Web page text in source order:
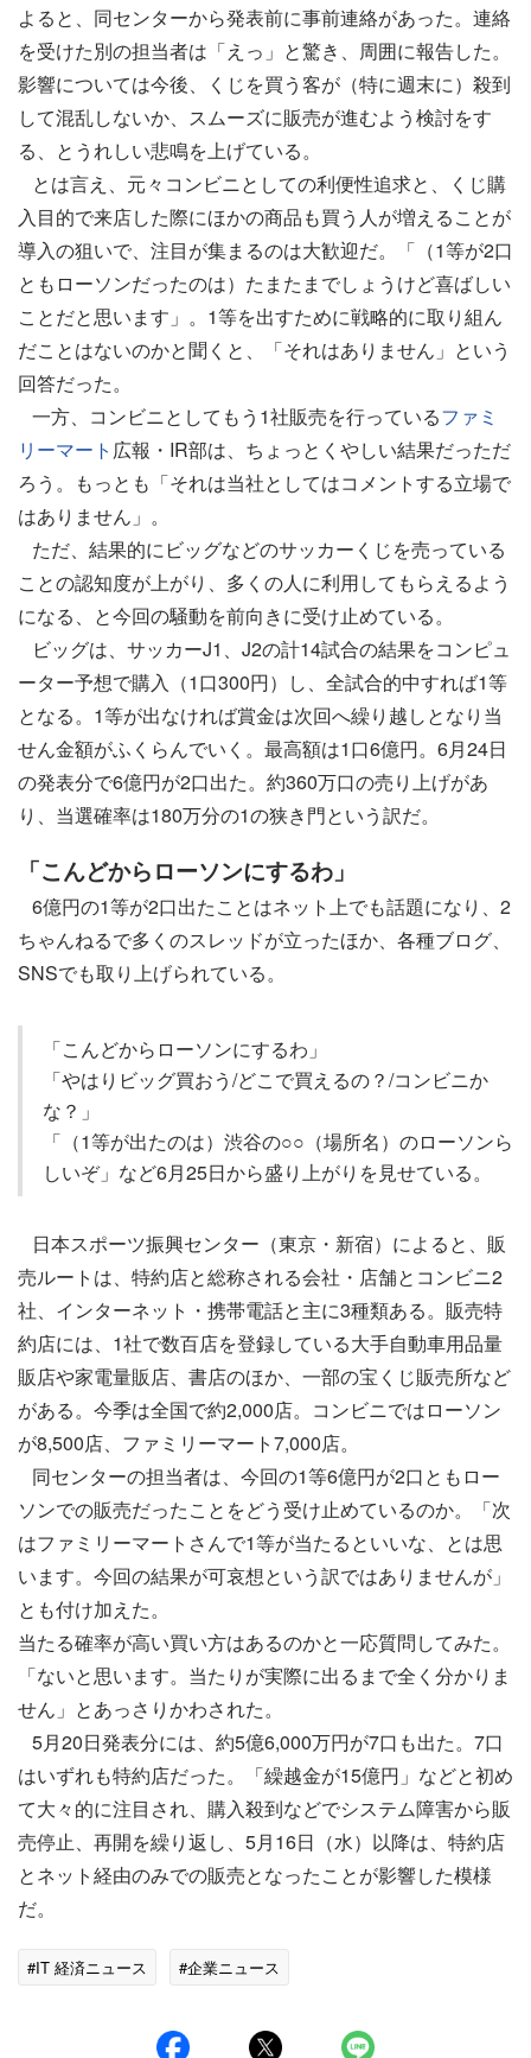
よると、同センターから発表前に事前連絡があった。連絡
を受けた別の担当者は「えっ」と驚き、周囲に報告した。
影響については今後、くじを買う客が（特に週末に）殺到
して混乱しないか、スムーズに販売が進むよう検討をす
る、とうれしい悲鳴を上げている。
とは言え、元々コンビニとしての利便性追求と、くじ購
入目的で来店した際にほかの商品も買う人が増えることが
導入の狙いで、注目が集まるのは大歓迎だ。「（1等が2口
ともローソンだったのは）たまたまでしょうけど喜ばしい
ことだと思います」。1等を出すために戦略的に取り組ん
だことはないのかと聞くと、「それはありません」という
回答だった。
一方、コンビニとしてもう1社販売を行っているファミ
リーマート 広報・IR部は、ちょっとくやしい結果だっただ
ろう。もっとも「それは当社としてはコメントする立場で
はありません」。
ただ、結果的にビッグなどのサッカーくじを売っている
ことの認知度が上がり、多くの人に利用してもらえるよう
になる、と今回の騒動を前向きに受け止めている。
ビッグは、サッカーJ1、J2の計14試合の結果をコンピュ
ーター予想で購入（1口300円）し、全試合的中すれば1等
となる。1等が出なければ賞金は次回へ繰り越しとなり当
せん金額がふくらんでいく。最高額は1口6億円。6月24日
の発表分で6億円が2口出た。約360万口の売り上げがあ
り、当選確率は180万分の1の狭き門という訳だ。
「こんどからローソンにするわ」
6億円の1等が2口出たことはネット上でも話題になり、2
ちゃんねるで多くのスレッドが立ったほか、各種ブログ、
SNSでも取り上げられている。
「こんどからローソンにするわ」
「やはりビッグ買おう/どこで買えるの？/コンビニか
な？」
「（1等が出たのは）渋谷の○○（場所名）のローソンら
しいぞ」など6月25日から盛り上がりを見せている。
日本スポーツ振興センター（東京・新宿）によると、販
売ルートは、特約店と総称される会社・店舗とコンビニ2
社、インターネット・携帯電話と主に3種類ある。販売特
約店には、1社で数百店を登録している大手自動車用品量
販店や家電量販店、書店のほか、一部の宝くじ販売所など
がある。今季は全国で約2,000店。コンビニではローソン
が8,500店、ファミリーマート7,000店。
同センターの担当者は、今回の1等6億円が2口ともロー
ソンでの販売だったことをどう受け止めているのか。「次
はファミリーマートさんで1等が当たるといいな、とは思
います。今回の結果が可哀想という訳ではありませんが」
とも付け加えた。
当たる確率が高い買い方はあるのかと一応質問してみた。
「ないと思います。当たりが実際に出るまで全く分かりま
せん」とあっさりかわされた。
5月20日発表分には、約5億6,000万円が7口も出た。7口
はいずれも特約店だった。「繰越金が15億円」などと初め
て大々的に注目され、購入殺到などでシステム障害から販
売停止、再開を繰り返し、5月16日（水）以降は、特約店
とネット経由のみでの販売となったことが影響した模様
だ。
#IT 経済ニュース #企業ニュース